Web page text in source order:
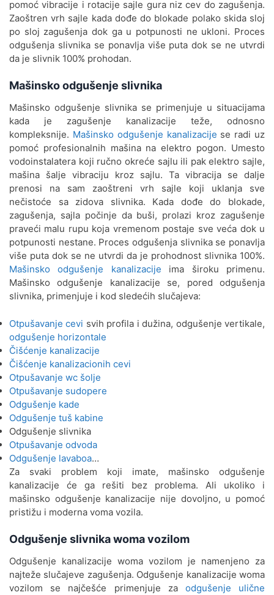
Odgušenje kanalizacije
Mladenovac
Odgušenje kanalizacije Neimar
Odgušenje kanalizacije Novi
Odgušenje kanalizacije Obilićev
Venac
Odgušenje kanalizacije
Obrenovac
Odgušenje kanalizacije Ovča
Odgušenje kanalizacije
Padinska skela
Odgušenje kanalizacije Palilula
Odgušenje kanalizacije Petlovo
Odgušenje kanalizacije Rakovica
Odgušenje kanalizacije Resnik
Odgušenje kanalizacije Ripanj
Odgušenje kanalizacije Savski
Venac
Odgušenje kanalizacije Senjak
Odgušenje kanalizacije Skoj.
naselje
Odgušenje kanalizacije Slavija
Odgušenje kanalizacije Sopot
Odgušenje kanalizacije
Sremčica
pomoć vibracije i rotacije sajle gura niz cev do zagušenja.
Zaoštren vrh sajle kada dođe do blokade polako skida sloj
po sloj zagušenja dok ga u potpunosti ne ukloni. Proces
odgušenja slivnika se ponavlja više puta dok se ne utvrdi
da je slivnik 100% prohodan.
Mašinsko odgušenje slivnika
Mašinsko odgušenje slivnika se primenjuje u situacijama
kada je zagušenje kanalizacije teže, odnosno
kompleksnije. Mašinsko odgušenje kanalizacije se radi uz
pomoć profesionalnih mašina na elektro pogon. Umesto
vodoinstalatera koji ručno okreće sajlu ili pak elektro sajle,
mašina šalje vibraciju kroz sajlu. Ta vibracija se dalje
prenosi na sam zaoštreni vrh sajle koji uklanja sve
nečistoće sa zidova slivnika. Kada dođe do blokade,
zagušenja, sajla počinje da buši, prolazi kroz zagušenje
praveći malu rupu koja vremenom postaje sve veća dok u
potpunosti nestane. Proces odgušenja slivnika se ponavlja
više puta dok se ne utvrdi da je prohodnost slivnika 100%.
Mašinsko odgušenje kanalizacije ima široku primenu.
Mašinsko odgušenje kanalizacije se, pored odgušenja
slivnika, primenjuje i kod sledećih slučajeva:
Otpušavanje cevi svih profila i dužina, odgušenje vertikale,
odgušenje horizontale
Čišćenje kanalizacije
Čišćenje kanalizacionih cevi
Otpušavanje wc šolje
Otpušavanje sudopere
Odgušenje kade
Odgušenje tuš kabine
Odgušenje slivnika
Otpušavanje odvoda
Odgušenje lavaboa…
Za svaki problem koji imate, mašinsko odgušenje
kanalizacije će ga rešiti bez problema. Ali ukoliko i
mašinsko odgušenje kanalizacije nije dovoljno, u pomoć
pristižu i moderna voma vozila.
Odgušenje slivnika woma vozilom
Odgušenje kanalizacije woma vozilom je namenjeno za
najteže slučajeve zagušenja. Odgušenje kanalizacije woma
vozilom se najčešće primenjuje za odgušenje ulične